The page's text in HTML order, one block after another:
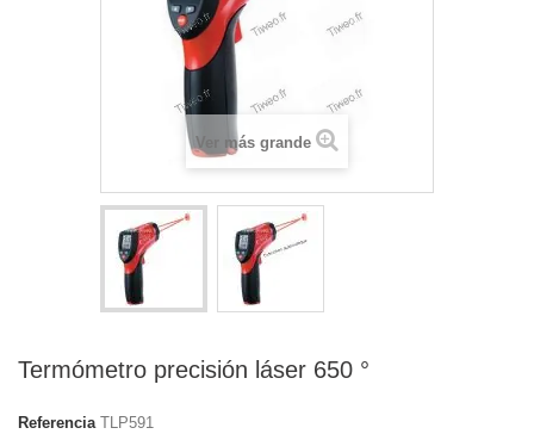
Ver más grande
Termómetro precisión láser 650 °
Referencia TLP591